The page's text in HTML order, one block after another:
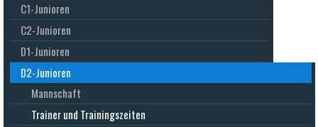
C1-Junioren
C2-Junioren
D1-Junioren
D2-Junioren
Mannschaft
Trainer und Trainingszeiten